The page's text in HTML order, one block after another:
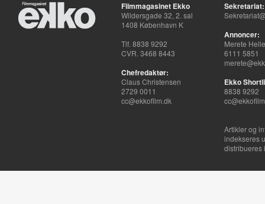
Filmmagasinet Ekko
Wildersgade 32, 2. sal
1408 København K
Tlf. 8838 9292
CVR. 3468 8443
Chefredaktør:
Claus Christensen
2729 0011
cc@ekkofilm.dk
Sekretariat:
Annoncer:
Merete
6111 5851
Ekko
8838 9292
Artikler og
indekseres
distribueres